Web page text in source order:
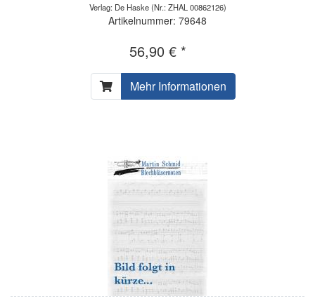
Verlag: De Haske(Nr.: ZHAL 00862126)
Artikelnummer: 79648
56,90 € *
Mehr Informationen